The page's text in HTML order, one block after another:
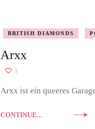
BRITISH DIAMONDS
Arxx
3
Arxx ist ein queeres
CONTINUE...